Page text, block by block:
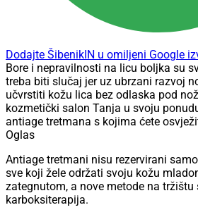
Dodajte ŠibenikIN u omiljeni Google
Bore i nepravilnosti na licu boljka su
treba biti slučaj jer uz ubrzani razvoj
učvrstiti kožu lica bez odlaska pod
kozmetički salon Tanja u svoju
antiage tretmana s kojima ćete
Oglas
Antiage tretmani nisu rezervirani
sve koji žele održati svoju kožu
zategnutom, a nove metode na tržištu
karboksiterapija.